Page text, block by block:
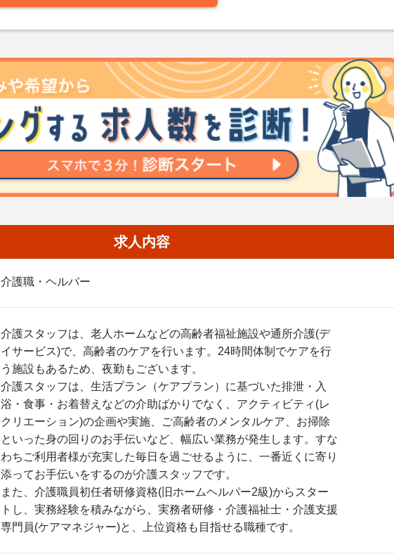
求人内容
介護職・ヘルパー
介護スタッフは、老人ホームなどの高齢者福祉施設や通所介護(デ
イサービス)で、高齢者のケアを行います。24時間体制でケアを行
う施設もあるため、夜勤もございます。
介護スタッフは、生活プラン（ケアプラン）に基づいた排泄・入
浴・食事・お着替えなどの介助ばかりでなく、アクティビティ(レ
クリエーション)の企画や実施、ご高齢者のメンタルケア、お掃除
といった身の回りのお手伝いなど、幅広い業務が発生します。すな
わちご利用者様が充実した毎日を過ごせるように、一番近くに寄り
添ってお手伝いをするのが介護スタッフです。
また、介護職員初任者研修資格(旧ホームヘルパー2級)からスター
トし、実務経験を積みながら、実務者研修・介護福祉士・介護支援
専門員(ケアマネジャー)と、上位資格も目指せる職種です。